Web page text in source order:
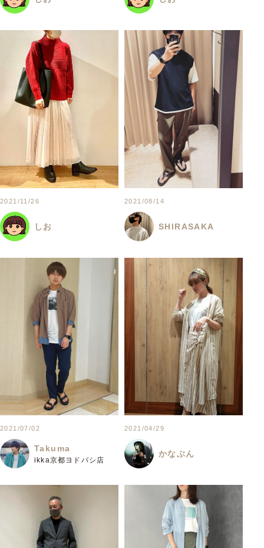
2021/11/26
しお
2021/08/14
SHIRASAKA
2021/07/02
Takuma
ikka京都ヨドバシ店
2021/04/29
かなぶん